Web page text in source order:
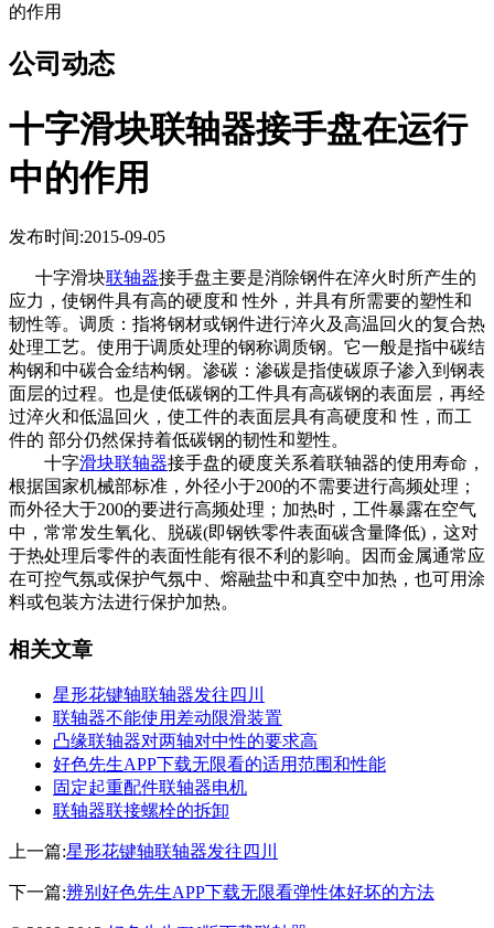
的作用
公司动态
十字滑块联轴器接手盘在运行
中的作用
发布时间:2015-09-05
十字滑块联轴器接手盘主要是消除钢件在淬火时所产生的
应力，使钢件具有高的硬度和 性外，并具有所需要的塑性和
韧性等。调质：指将钢材或钢件进行淬火及高温回火的复合热
处理工艺。使用于调质处理的钢称调质钢。它一般是指中碳结
构钢和中碳合金结构钢。渗碳：渗碳是指使碳原子渗入到钢表
面层的过程。也是使低碳钢的工件具有高碳钢的表面层，再经
过淬火和低温回火，使工件的表面层具有高硬度和 性，而工
件的 部分仍然保持着低碳钢的韧性和塑性。
十字滑块联轴器接手盘的硬度关系着联轴器的使用寿命，
根据国家机械部标准，外径小于200的不需要进行高频处理；
而外径大于200的要进行高频处理；加热时，工件暴露在空气
中，常常发生氧化、脱碳(即钢铁零件表面碳含量降低)，这对
于热处理后零件的表面性能有很不利的影响。因而金属通常应
在可控气氛或保护气氛中、熔融盐中和真空中加热，也可用涂
料或包装方法进行保护加热。
相关文章
星形花键轴联轴器发往四川
联轴器不能使用差动限滑装置
凸缘联轴器对两轴对中性的要求高
好色先生APP下载无限看的适用范围和性能
固定起重配件联轴器电机
联轴器联接螺栓的拆卸
上一篇:星形花键轴联轴器发往四川
下一篇:辨别好色先生APP下载无限看弹性体好坏的方法